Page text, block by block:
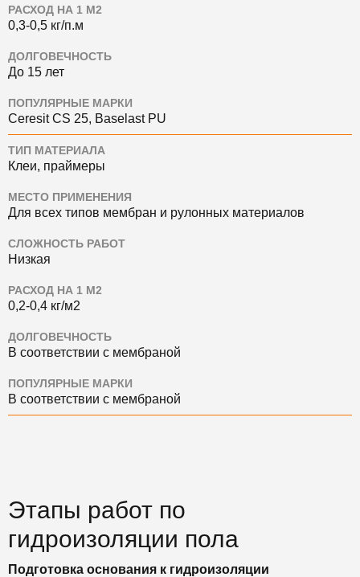
РАСХОД НА 1 М2
0,3-0,5 кг/п.м
ДОЛГОВЕЧНОСТЬ
До 15 лет
ПОПУЛЯРНЫЕ МАРКИ
Ceresit CS 25, Baselast PU
ТИП МАТЕРИАЛА
Клеи, праймеры
МЕСТО ПРИМЕНЕНИЯ
Для всех типов мембран и рулонных материалов
СЛОЖНОСТЬ РАБОТ
Низкая
РАСХОД НА 1 М2
0,2-0,4 кг/м2
ДОЛГОВЕЧНОСТЬ
В соответствии с мембраной
ПОПУЛЯРНЫЕ МАРКИ
В соответствии с мембраной
Этапы работ по
гидроизоляции пола
Подготовка основания к гидроизоляции